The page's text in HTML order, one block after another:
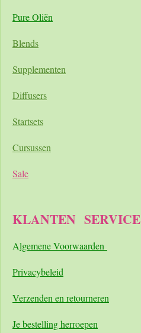
Pure Oliën
Blends
Supplementen
Diffusers
Startsets
Cursussen
Sale
KLANTEN SERVICE
Algemene Voorwaarden
Privacybeleid
Verzenden en retourneren
Je bestelling herroepen